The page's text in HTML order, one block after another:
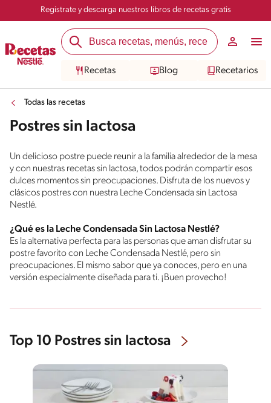
Registrate y descarga nuestros libros de recetas gratis
Recetas Blog Recetarios
Todas las recetas
Postres sin lactosa
Un delicioso postre puede reunir a la familia alrededor de la mesa
y con nuestras recetas sin lactosa, todos podrán compartir esos
dulces momentos sin preocupaciones. Disfruta de los nuevos y
clásicos postres con nuestra Leche Condensada sin Lactosa
Nestlé.
¿Qué es la Leche Condensada Sin Lactosa Nestlé?
Es la alternativa perfecta para las personas que aman disfrutar su
postre favorito con Leche Condensada Nestlé, pero sin
preocupaciones. El mismo sabor que ya conoces, pero en una
versión especialmente diseñada para ti. ¡Buen provecho!
Top 10 Postres sin lactosa